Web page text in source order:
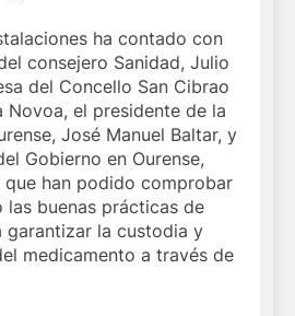
ha contado con
consejero Sanidad, Julio
del Concello San Cibrao
Novoa, el presidente de la
José Manuel Baltar, y
Gobierno en Ourense,
que han podido comprobar
las buenas prácticas de
garantizar la custodia y
medicamento a través de